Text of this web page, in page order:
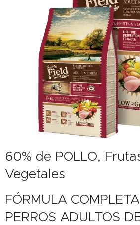
60% de POLLO,
Vegetales
FÓRMULA
PERROS ADULTOS